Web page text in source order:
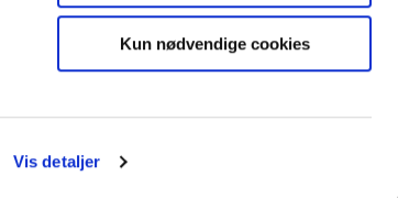
Vis detaljer
Kun nødvendige cookies
Subfooter